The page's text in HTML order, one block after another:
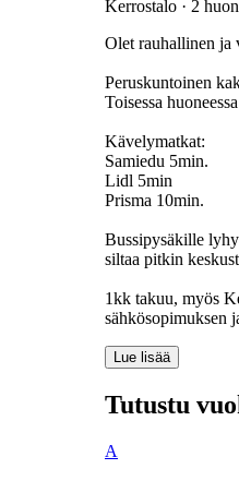
Kerrostalo · 2
Olet rauhallinen ja
Peruskuntoinen
Toisessa
Kävelymatkat:
Samiedu 5min.
Lidl 5min
Prisma 10min.
Bussipysäkille
siltaa pitkin
1kk takuu, myös
sähkösopimuksen
Lue lisää
Tutustu
A